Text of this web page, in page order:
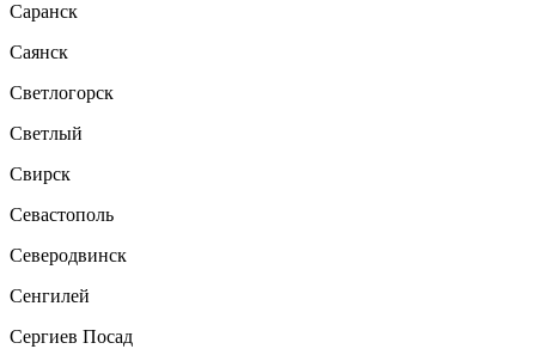
Саранск
Саянск
Светлогорск
Светлый
Свирск
Севастополь
Северодвинск
Сенгилей
Сергиев Посад